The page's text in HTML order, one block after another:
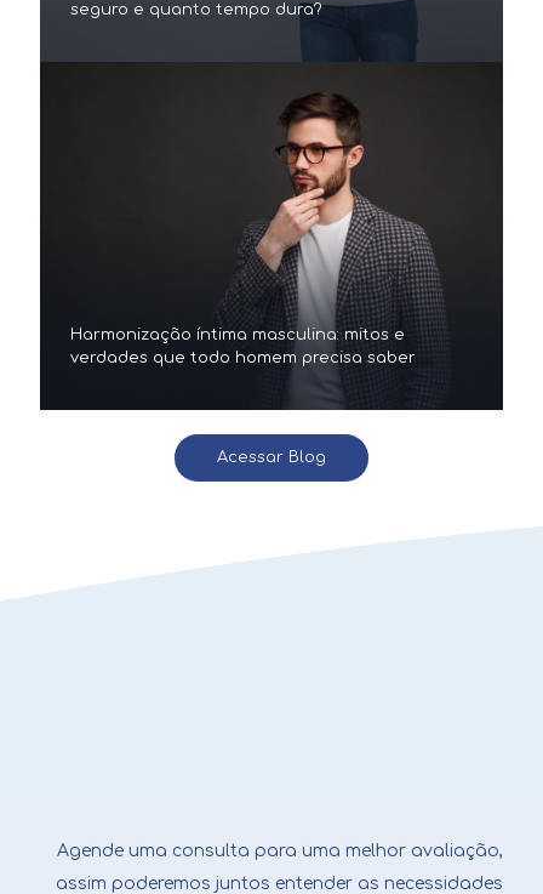
seguro e quanto tempo dura?
Harmonização íntima masculina: mitos e
verdades que todo homem precisa saber
Acessar Blog
Agende uma consulta para uma melhor avaliação,
assim poderemos juntos entender as necessidades